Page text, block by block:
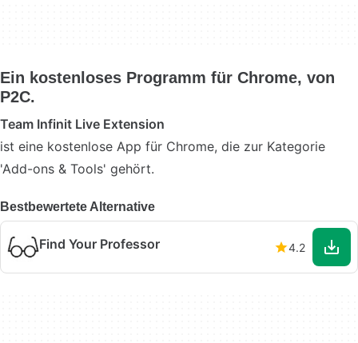
Ein kostenloses Programm für Chrome, von
P2C.
Team Infinit Live Extension
ist eine kostenlose App für Chrome, die zur Kategorie
'Add-ons & Tools' gehört.
Bestbewertete Alternative
Find Your Professor 4.2